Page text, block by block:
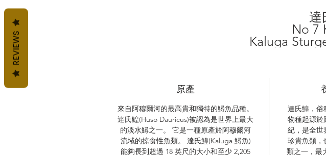
達
No 7
Kaluga
原產
來自阿穆爾河的最高貴和獨特的鱘魚品種。
達氏鰉(Huso Dauricus)被認為是世界上最大
的淡水鱘之一。 它是一種原產於阿穆爾河
流域的掠食性魚類。 達氏鰉(Kaluga 鱘魚)
能夠長到超過 18 英尺的大小和至少 2,205
達氏鰉，俗
物種起源於
紀，是全世
珍貴魚類，
類之一，最
REVIEWS